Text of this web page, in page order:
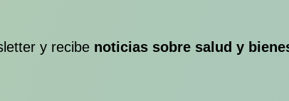
y recibe noticias sobre salud y